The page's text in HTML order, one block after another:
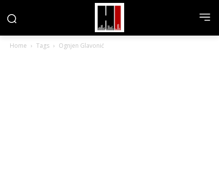
Home Tags Ognjen Glavonić